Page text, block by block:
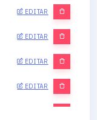
EDITAR
EDITAR
EDITAR
EDITAR